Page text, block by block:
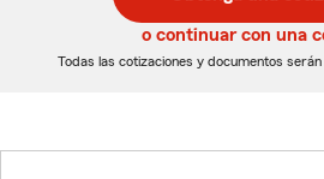
5
dígitos
5
dígitos
o continuar con una
Todas las cotizaciones y documentos